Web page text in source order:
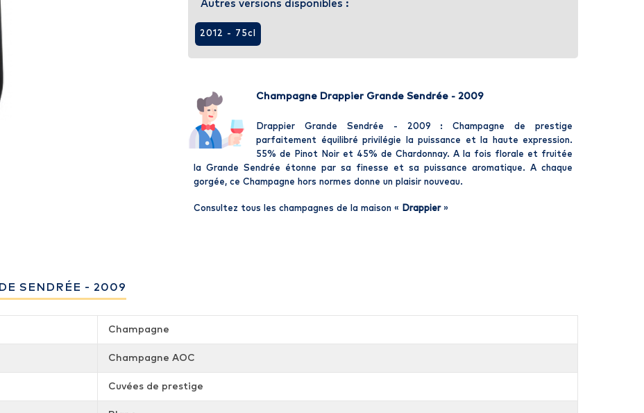
Autres versions disponibles :
2012 - 75cl
Champagne Drappier Grande Sendrée - 2009
Drappier Grande Sendrée - 2009 : Champagne de prestige
parfaitement équilibré privilégie la puissance et la haute expression.
55% de Pinot Noir et 45% de Chardonnay. A la fois florale et fruitée
la Grande Sendrée étonne par sa finesse et sa puissance aromatique. A chaque
gorgée, ce Champagne hors normes donne un plaisir nouveau.
Consultez tous les champagnes de la maison « Drappier»
SENDRÉE - 2009
Champagne
Champagne AOC
Cuvées de prestige